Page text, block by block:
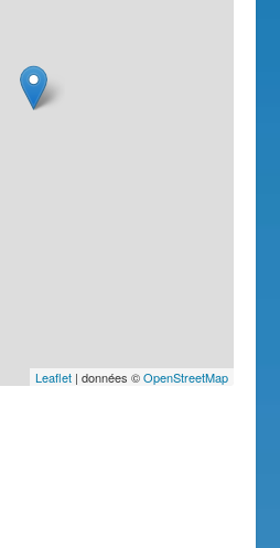
Leaflet| données ©OpenStreetMap